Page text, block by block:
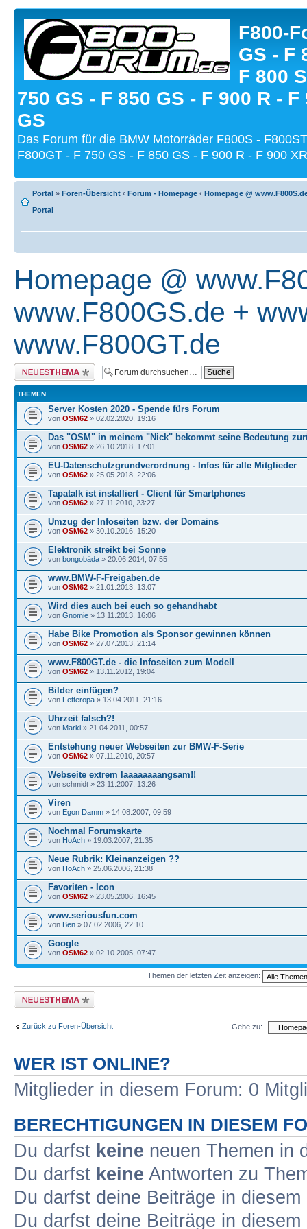
F800-
GS - F
F 800
750 GS - F 850 GS - F 900 R - F
GS
Das Forum für die BMW Motorräder F800S -
F800GT - F 750 GS - F 850 GS - F 900 R - F 900
Portal » Foren-Übersicht ‹ Forum - Homepage ‹ Homepage @
Portal
Homepage @
www.F800GS.de +
www.F800GT.de
Neues Thema erstellen
THEMEN
Server Kosten 2020 - Spende fürs Forum
von OSM62 » 02.02.2020, 19:16
Das "OSM" in meinem "Nick" bekommt seine Bedeutung
von OSM62 » 26.10.2018, 17:01
EU-Datenschutzgrundverordnung - Infos für alle Mitglieder
von OSM62 » 25.05.2018, 22:06
Tapatalk ist installiert - Client für Smartphones
von OSM62 » 27.11.2010, 23:27
Umzug der Infoseiten bzw. der Domains
von OSM62 » 30.10.2016, 15:20
Elektronik streikt bei Sonne
von bongobäda » 20.06.2014, 07:55
www.BMW-F-Freigaben.de
von OSM62 » 21.01.2013, 13:07
Wird dies auch bei euch so gehandhabt
von Gnomie » 13.11.2013, 16:06
Habe Bike Promotion als Sponsor gewinnen können
von OSM62 » 27.07.2013, 21:14
www.F800GT.de - die Infoseiten zum Modell
von OSM62 » 13.11.2012, 19:04
Bilder einfügen?
von Fetteropa » 13.04.2011, 21:16
Uhrzeit falsch?!
von Marki » 21.04.2011, 00:57
Entstehung neuer Webseiten zur BMW-F-Serie
von OSM62 » 07.11.2010, 20:57
Webseite extrem laaaaaaaangsam!!
von schmidt » 23.11.2007, 13:26
Viren
von Egon Damm » 14.08.2007, 09:59
Nochmal Forumskarte
von HoAch » 19.03.2007, 21:35
Neue Rubrik: Kleinanzeigen ??
von HoAch » 25.06.2006, 21:38
Favoriten - Icon
von OSM62 » 23.05.2006, 16:45
www.seriousfun.com
von Ben » 07.02.2006, 22:10
Google
von OSM62 » 02.10.2005, 07:47
Themen der letzten Zeit anzeigen:
Neues Thema erstellen
Zurück zu Foren-Übersicht Gehe zu:
WER IST ONLINE?
Mitglieder in diesem Forum: 0
BERECHTIGUNGEN IN DIESEM
Du darfst keine neuen Themen in
Du darfst keine Antworten zu
Du darfst deine Beiträge in
Du darfst deine Beiträge in